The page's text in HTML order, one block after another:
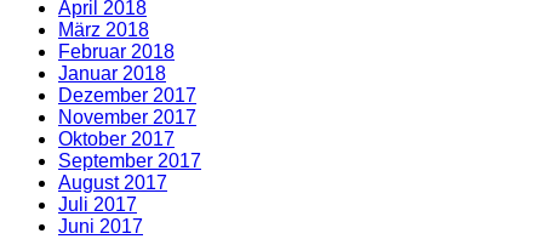
April 2018
März 2018
Februar 2018
Januar 2018
Dezember 2017
November 2017
Oktober 2017
September 2017
August 2017
Juli 2017
Juni 2017